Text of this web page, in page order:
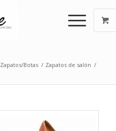
Zapatos/Botas / Zapatos de salón /